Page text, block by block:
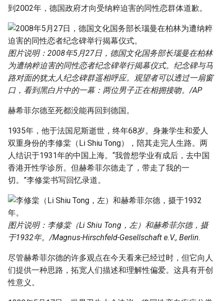
到2002年，德国政府才向受纳粹迫害的同性恋群体道歉。
图片说明：2008年5月27日，德国文化国务部长瑙曼在柏林
为遭纳粹迫害的同性恋者纪念碑举行揭幕仪式。纪念碑与马
路对面的犹太人纪念碑群遥相呼应。观望者可以透过一扇窗
口，看到黑白片中的一幕：两位男子正在相拥接吻。/AP
赫希菲尔德至死都没能再回到德国。
1935年，他于法国尼斯逝世，终年68岁。身兼学生和爱人
双重身份的李修棠（Li Shiu Tong），陪其走完人生路。两
人结识于1931年的中国上海。“我曾想学业有成后，去中国
香港开性学诊所。但赫希菲尔德走了，带走了我的一
切。”李修棠书写回忆录道。
图片说明：李修棠（Li Shiu Tong，左）和赫希菲尔德，摄
于1932年。/Magnus-Hirschfeld-Gesellschaft e.V., Berlin.
尽管赫希菲尔德的许多观点在今天看来已经过时，但它向人
们提供一种思路，拓宽人们描述和理解性偏爱。这具有开创
性意义。